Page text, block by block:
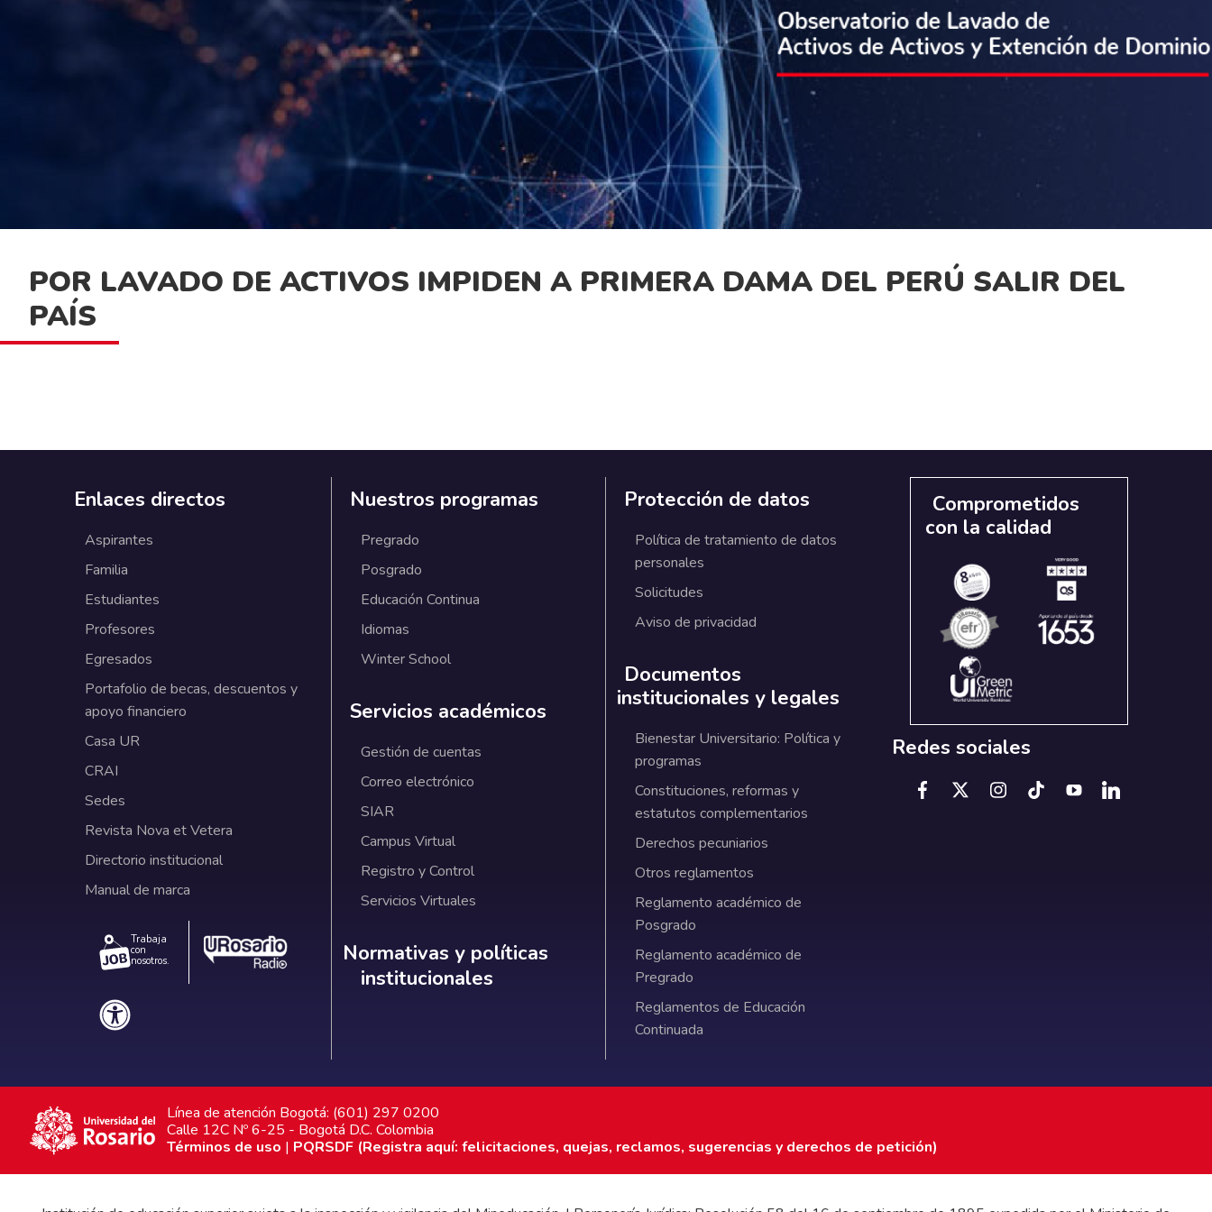
POR LAVADO DE ACTIVOS IMPIDEN A PRIMERA DAMA DEL PERÚ SALIR DEL
PAÍS
Enlaces directos
Aspirantes
Familia
Estudiantes
Profesores
Egresados
Portafolio de becas, descuentos y
apoyo financiero
Casa UR
CRAI
Sedes
Revista Nova et Vetera
Directorio institucional
Manual de marca
Trabaja
con
nosotros.
Nuestros programas
Pregrado
Posgrado
Educación Continua
Idiomas
Winter School
Servicios académicos
Gestión de cuentas
Correo electrónico
SIAR
Campus Virtual
Registro y Control
Servicios Virtuales
Normativas y políticas institucionales
Normativas y políticas
institucionales
Protección de datos
Política de tratamiento de datos
personales
Solicitudes
Aviso de privacidad
Documentos
institucionales y legales
Bienestar Universitario: Política y
programas
Constituciones, reformas y
estatutos complementarios
Derechos pecuniarios
Otros reglamentos
Reglamento académico de
Posgrado
Reglamento académico de
Pregrado
Reglamentos de Educación
Continuada
Comprometidos
con la calidad
Redes sociales
Línea de atención Bogotá: (601) 297 0200
Calle 12C Nº 6-25 - Bogotá D.C. Colombia
Términos de uso | PQRSDF (Registra aquí: felicitaciones, quejas, reclamos, sugerencias y derechos de petición)